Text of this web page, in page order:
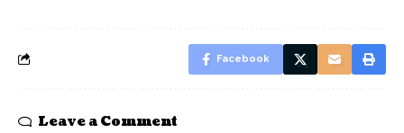
Facebook
Leave a Comment